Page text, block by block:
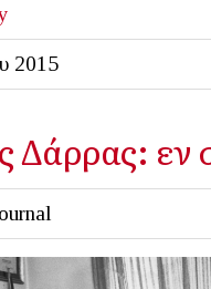
2015
Δάρρας: εν